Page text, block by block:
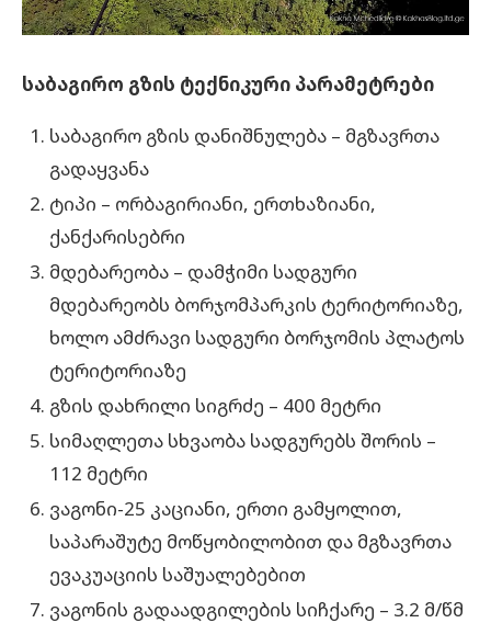
საბაგირო გზის ტექნიკური პარამეტრები
საბაგირო გზის დანიშნულება – მგზავრთა
გადაყვანა
ტიპი – ორბაგირიანი, ერთხაზიანი,
ქანქარისებრი
მდებარეობა – დამჭიმი სადგური
მდებარეობს ბორჯომპარკის ტერიტორიაზე,
ხოლო ამძრავი სადგური ბორჯომის პლატოს
ტერიტორიაზე
გზის დახრილი სიგრძე – 400 მეტრი
სიმაღლეთა სხვაობა სადგურებს შორის –
112 მეტრი
ვაგონი-25 კაციანი, ერთი გამყოლით,
საპარაშუტე მოწყობილობით და მგზავრთა
ევაკუაციის საშუალებებით
ვაგონის გადაადგილების სიჩქარე – 3.2 მ/წმ